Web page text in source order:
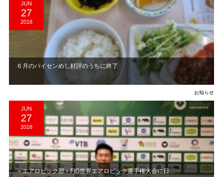
JUN
27
2018
６月のパイセンめし好評のうちに終了
お知らせ
JUN
27
2018
＜エアロビック部＞FIG世界エアロビック選手権大会に日...